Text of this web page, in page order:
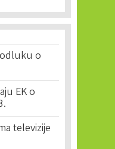
o
EK o
televizije